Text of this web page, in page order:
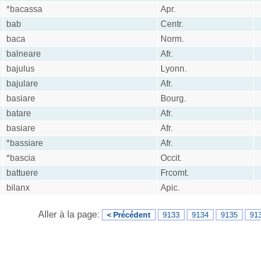
*bacassa Apr.
bab Centr.
baca Norm.
balneare Afr.
bajulus Lyonn.
bajulare Afr.
basiare Bourg.
batare Afr.
basiare Afr.
*bassiare Afr.
*bascia Occit.
battuere Frcomt.
bilanx Apic.
Aller à la page: < Précédent 9133 9134 9135